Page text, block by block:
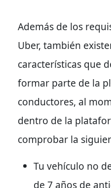
Además de los
Uber, también
características que
formar parte de la
conductores, al
dentro de la
comprobar la
Tu vehículo no
de 7 años de